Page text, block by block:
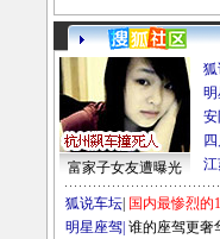
富家子女友遭曝光
狐说车坛 国内最惨烈的
明星座驾 谁的座驾更奢